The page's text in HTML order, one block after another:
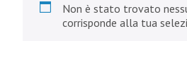
Non è stato trovato
corrisponde alla tua